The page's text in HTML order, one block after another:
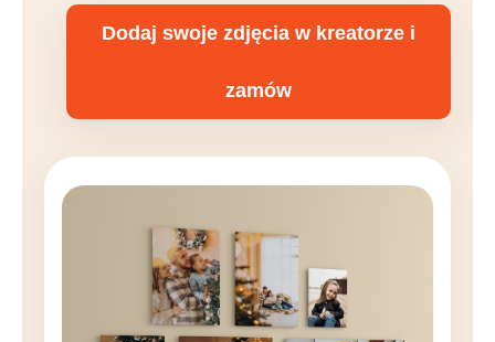
Dodaj swoje zdjęcia w kreatorze i
zamów